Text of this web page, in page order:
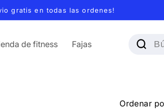
gratis en todas las ordenes!
de fitness Fajas
Ordenar